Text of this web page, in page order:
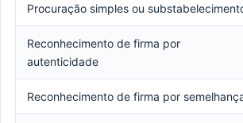
Procuração simples ou
Reconhecimento de firma por
autenticidade
Reconhecimento de firma por